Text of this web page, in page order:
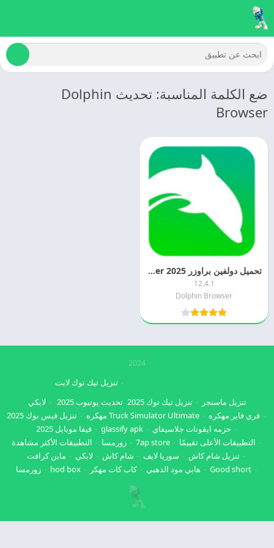
ضع الكلمة المناسبة: تحديث Dolphin
Browser
تحميل دولفين براوزر 2025 Dolphin Browser اخر اصدار
12.4.1
Dolphin Browser
2024
تنزيل ماسنجر تنزيل تيك توك 2025
تنزيل تيك توك لايت
تحديث يوتيوب 2025
لايكي
فري فاير مهكره
Truck Simulator Ultimate مهكره
تنزيل فيس بوك 2025
حزمه ايقونات جلاسيفاي
glassify apk
فيفا موبايل 2025
التطبيقات الأعلى تقييمًا
7ap store زورمسا
التطبيقات الأكثر مشاهدة
تنزيل شام كاش
سوريا لايف شام كاش لايكي
ماين كرافت
Good short
هابي مود الذهبي كاب كات مهكر hod box زورمسا